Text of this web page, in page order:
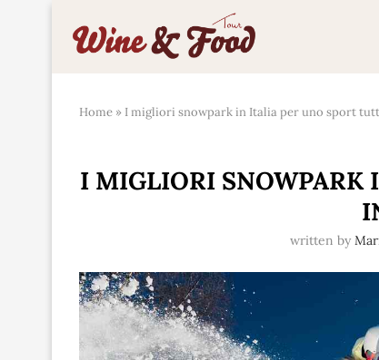
Home » I migliori snowpark in Italia per uno sport
I MIGLIORI SNOWPARK
written by